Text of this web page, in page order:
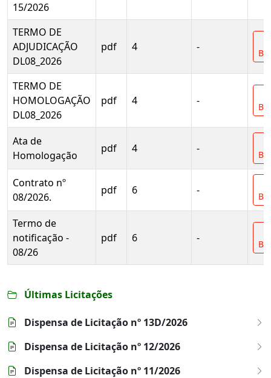
15/2026
TERMO DE
ADJUDICAÇÃO
DL08_2026
pdf 4 -
TERMO DE
HOMOLOGAÇÃO
DL08_2026
pdf 4 -
Ata de
Homologação
pdf 4 -
Contrato nº
08/2026.
pdf 6 -
Termo de
notificação -
08/26
pdf 6 -
Últimas Licitações
Dispensa de Licitação nº 13D/2026
Dispensa de Licitação nº 12/2026
Dispensa de Licitação nº 11/2026